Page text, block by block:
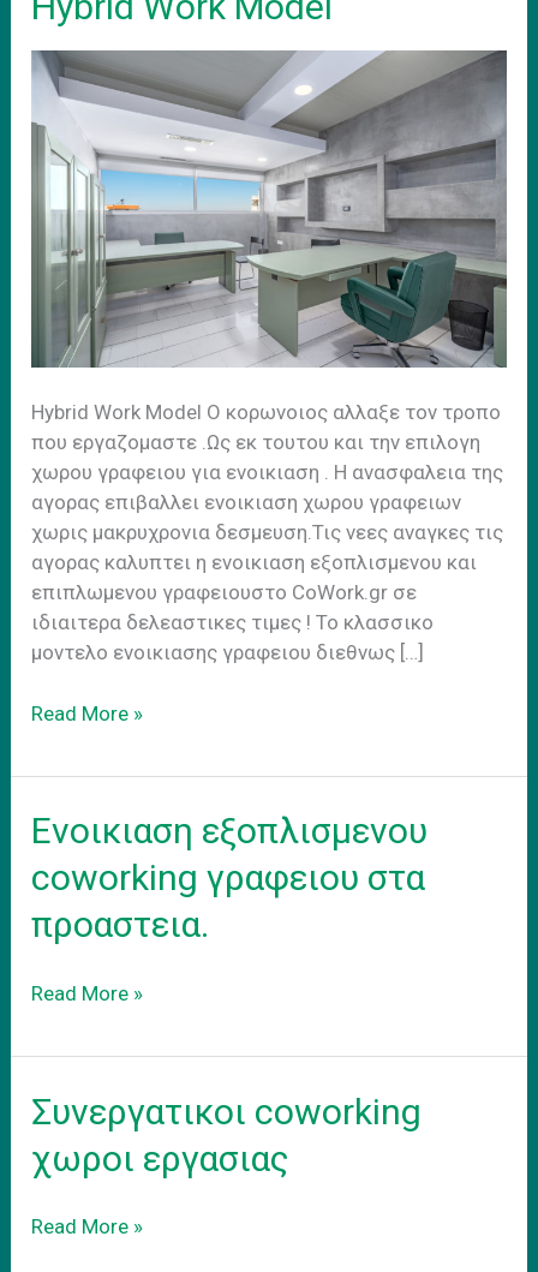
Ηybrid Work Model Ο κορωνοιος αλλαξε τον τροπο
που εργαζομαστε .Ως εκ τουτου και την επιλογη
χωρου γραφειου για ενοικιαση . H ανασφαλεια της
αγορας επιβαλλει ενοικιαση χωρου γραφειων
χωρις μακρυχρονια δεσμευση.Τις νεες αναγκες τις
αγορας καλυπτει η ενοικιαση εξοπλισμενου και
επιπλωμενου γραφειουστο CoWork.gr σε
ιδιαιτερα δελεαστικες τιμες ! Το κλασσικο
μοντελο ενοικιασης γραφειου διεθνως […]
Hybrid
Model
Read More »
Ενοικιαση εξοπλισμενου
coworking γραφειου στα
προαστεια.
Ενοικιαση
coworking
στα
Read More »
Συνεργατικοι coworking
χωροι εργασιας
Συνεργατικοι
Read More »